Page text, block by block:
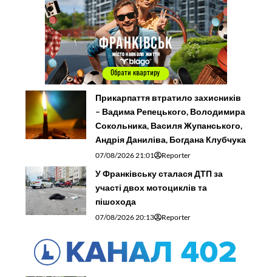
Прикарпаття втратило захисників
– Вадима Репецького, Володимира
Сокольника, Василя Жупанського,
Андрія Даниліва, Богдана Клубчука
07/08/2026 21:01 Reporter
У Франківську сталася ДТП за
участі двох мотоциклів та
пішохода
07/08/2026 20:13 Reporter